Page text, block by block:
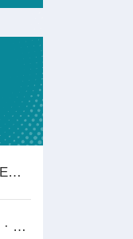
三大主流激光器DFB、EML与VCSEL怎么选？
偏振光学与偏振控制器 · 掌控光的振动方向